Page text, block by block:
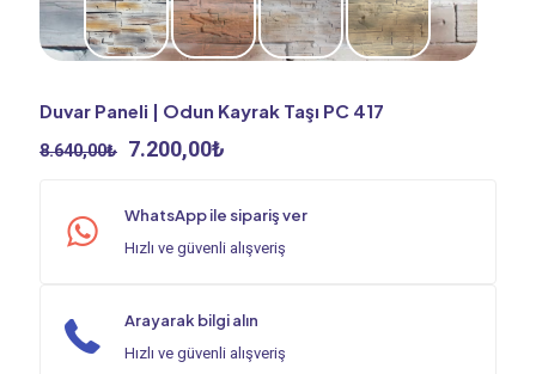
Duvar Paneli | Odun Kayrak Taşı PC 417
8.640,00₺ Orijinal
7.200,00₺
7.200,00₺.
WhatsApp ile sipariş ver
Hızlı ve güvenli alışveriş
Arayarak bilgi alın
Hızlı ve güvenli alışveriş